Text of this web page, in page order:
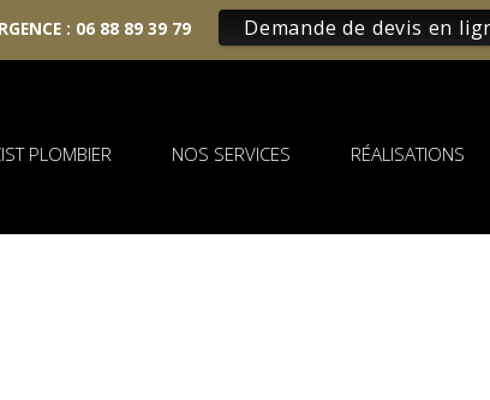
PLOMBIER NOS SERVICES RÉALISATIONS
: 06 88 89 39 79 Demande de devis en